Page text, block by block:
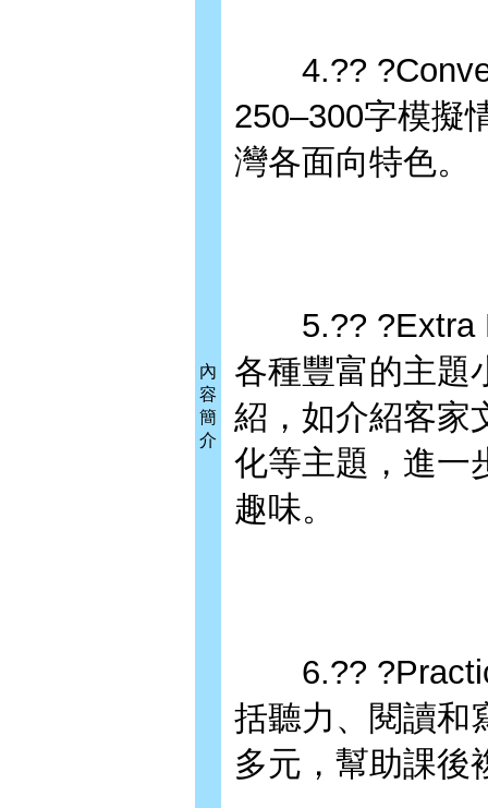
內
容
簡
介
4.??
250–300字模擬
灣各面向特色。
5.?? ?Extra
各種豐富的主題
紹，如介紹客家
化等主題，進一
趣味。
6.??
括聽力、閱讀和
多元，幫助課後